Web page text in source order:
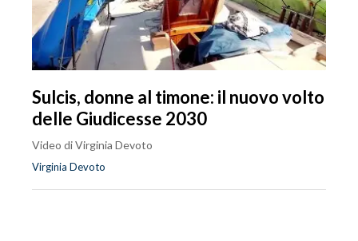
Sulcis, donne al timone: il nuovo volto
delle Giudicesse 2030
Video di Virginia Devoto
Virginia Devoto